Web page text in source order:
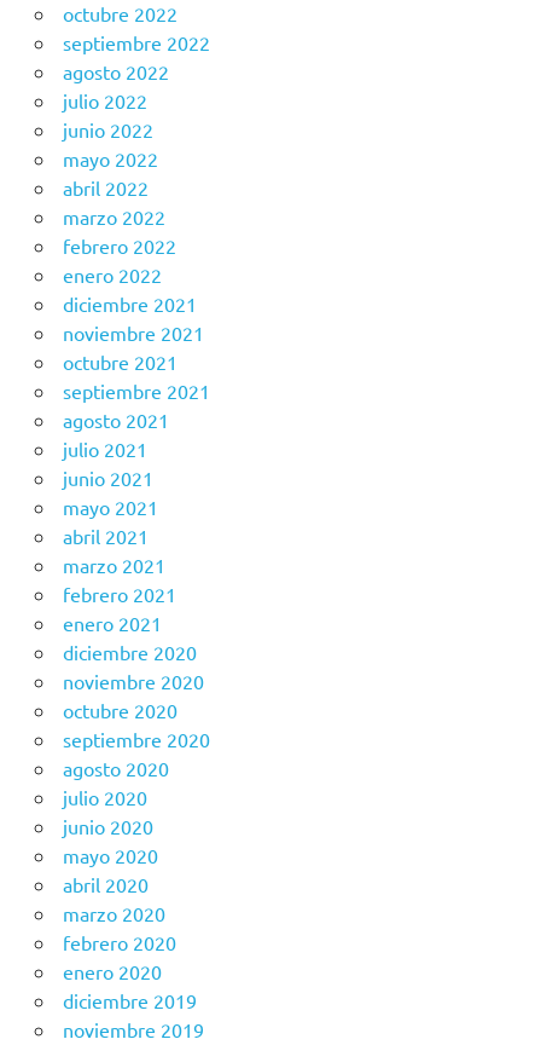
octubre 2022
septiembre 2022
agosto 2022
julio 2022
junio 2022
mayo 2022
abril 2022
marzo 2022
febrero 2022
enero 2022
diciembre 2021
noviembre 2021
octubre 2021
septiembre 2021
agosto 2021
julio 2021
junio 2021
mayo 2021
abril 2021
marzo 2021
febrero 2021
enero 2021
diciembre 2020
noviembre 2020
octubre 2020
septiembre 2020
agosto 2020
julio 2020
junio 2020
mayo 2020
abril 2020
marzo 2020
febrero 2020
enero 2020
diciembre 2019
noviembre 2019